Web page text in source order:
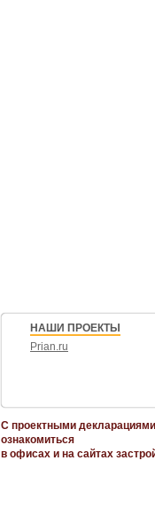
НАШИ ПРОЕКТЫ
Prian.ru
С проектными
ознакомиться
в офисах и на сайтах